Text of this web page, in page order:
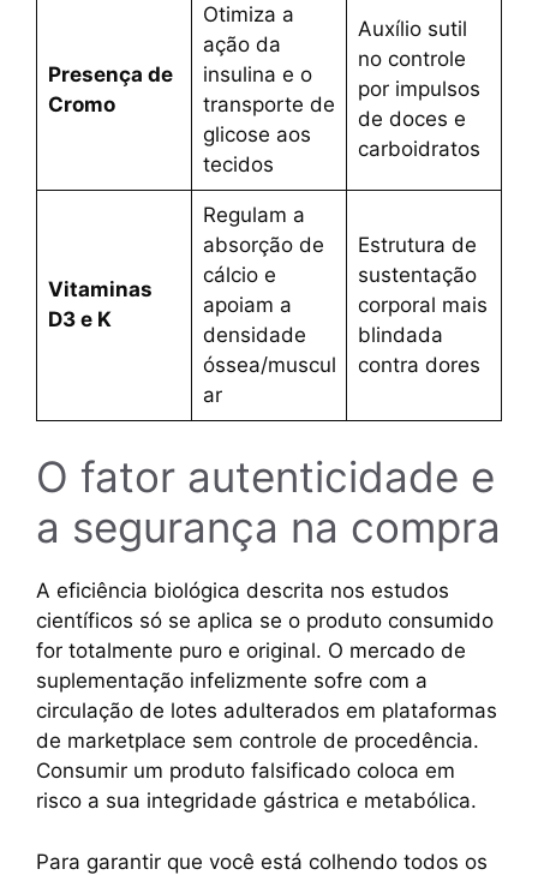
Presença de
Cromo
Otimiza a
ação da
insulina e o
transporte de
glicose aos
tecidos
Auxílio sutil
no controle
por impulsos
de doces e
carboidratos
Vitaminas
D3 e K
Regulam a
absorção de
cálcio e
apoiam a
densidade
óssea/muscul
ar
Estrutura de
sustentação
corporal mais
blindada
contra dores
O fator autenticidade e
a segurança na compra
A eficiência biológica descrita nos estudos
científicos só se aplica se o produto consumido
for totalmente puro e original. O mercado de
suplementação infelizmente sofre com a
circulação de lotes adulterados em plataformas
de marketplace sem controle de procedência.
Consumir um produto falsificado coloca em
risco a sua integridade gástrica e metabólica.
Para garantir que você está colhendo todos os